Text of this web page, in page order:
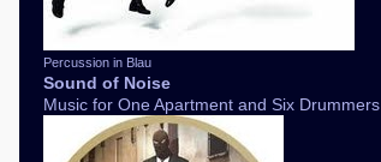
Percussion in Blau
Sound of Noise
Music for One Apartment and Six Drummers